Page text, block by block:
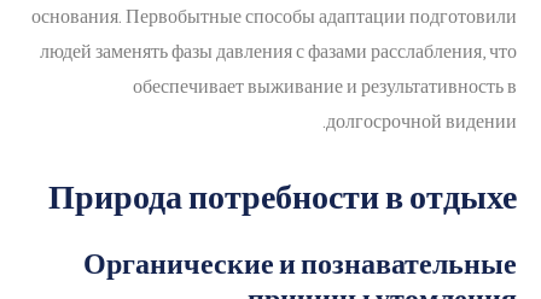
основания. Первобытные способы адаптации подготовили
людей заменять фазы давления с фазами расслабления, что
обеспечивает выживание и результативность в
долгосрочной видении.
Природа потребности в отдыхе
Органические и познавательные